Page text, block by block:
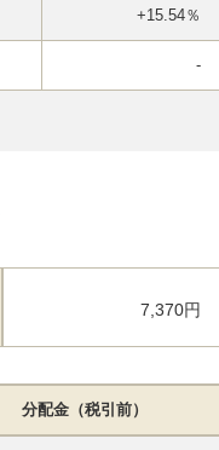
+15.54％
-
7,370円
分配金（税引前）